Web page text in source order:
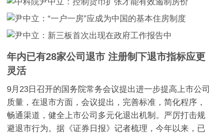
年内已有28家公司退市 注册制下退市指标应更
灵活
9月23日召开的国务院常务会议提出进一步提高上市公司
质量，在退市方面，会议提出，完善标准，简化程序，
畅通渠道，健全上市公司多元化退出机制。严厉打击规
避退市行为。据《证券日报》记者梳理，今年以来，已